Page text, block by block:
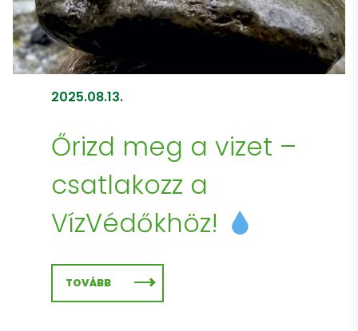
2025.08.13.
Őrizd meg a vizet –
csatlakozz a
VízVédőkhöz!
TOVÁBB